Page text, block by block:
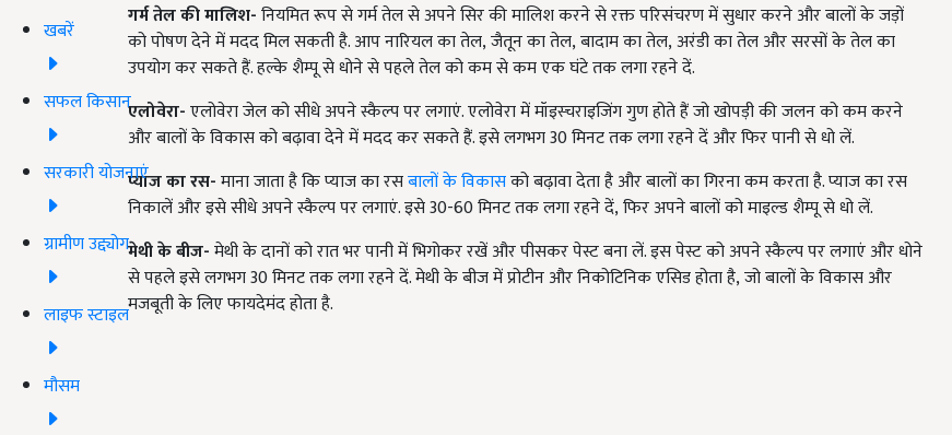
खबरें
सफल किसान
सरकारी योजनाएं
ग्रामीण उद्द्योग
लाइफ स्टाइल
मौसम
गर्म तेल की मालिश-नियमित रूप से गर्म तेल से अपने सिर की मालिश करने से रक्त परिसंचरण में सुधार करने और बालों के जड़ों
को पोषण देने में मदद मिल सकती है. आप नारियल का तेल,जैतून का तेल,बादाम का तेल,अरंडी का तेल और सरसों के तेल का
उपयोग कर सकते हैं. हल्के शैम्पू से धोने से पहले तेल को कम से कम एक घंटे तक लगा रहने दें.
एलोवेरा-एलोवेरा जेल को सीधे अपने स्कैल्प पर लगाएं. एलोवेरा में मॉइस्चराइजिंग गुण होते हैं जो खोपड़ी की जलन को कम करने
और बालों के विकास को बढ़ावा देने में मदद कर सकते हैं. इसे लगभग 30 मिनट तक लगा रहने दें और फिर पानी से धो लें.
प्याज का रस-माना जाता है कि प्याज का रसबालों के विकासको बढ़ावा देता है और बालों का गिरना कम करता है. प्याज का रस
निकालें और इसे सीधे अपने स्कैल्प पर लगाएं. इसे 30-60 मिनट तक लगा रहने दें,फिर अपने बालों को माइल्ड शैम्पू से धो लें.
मेथी के बीज-मेथी के दानों को रात भर पानी में भिगोकर रखें और पीसकर पेस्ट बना लें. इस पेस्ट को अपने स्कैल्प पर लगाएं और धोने
से पहले इसे लगभग 30 मिनट तक लगा रहने दें. मेथी के बीज में प्रोटीन और निकोटिनिक एसिड होता है,जो बालों के विकास और
मजबूती के लिए फायदेमंद होता है.